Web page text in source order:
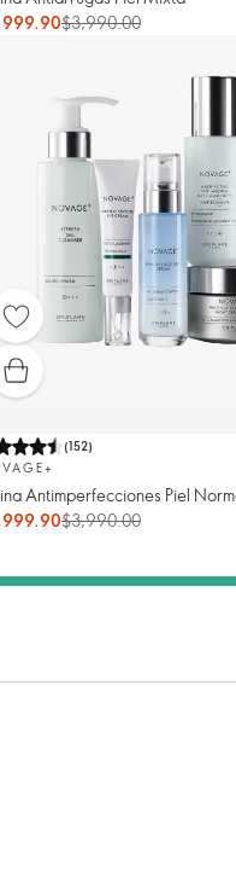
$3,990.00
(152)
Antimperfecciones Piel
$3,990.00